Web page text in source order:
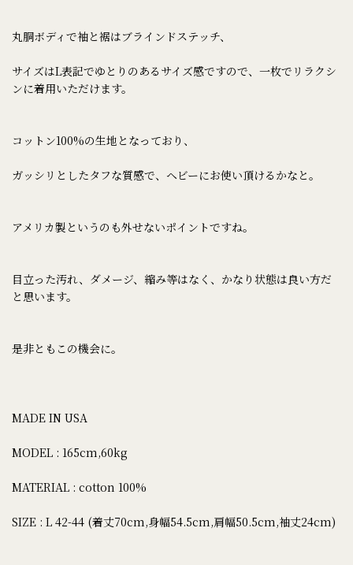
丸胴ボディで袖と裾はブラインドステッチ、
サイズはL表記でゆとりのあるサイズ感ですので、一枚でリラクシ
ンに着用いただけます。
コットン100%の生地となっており、
ガッシリとしたタフな質感で、ヘビーにお使い頂けるかなと。
アメリカ製というのも外せないポイントですね。
目立った汚れ、ダメージ、縮み等はなく、かなり状態は良い方だ
と思います。
是非ともこの機会に。
MADE IN USA
MODEL : 165cm,60kg
MATERIAL : cotton 100%
SIZE : L 42-44 (着丈70cm,身幅54.5cm,肩幅50.5cm,袖丈24cm)